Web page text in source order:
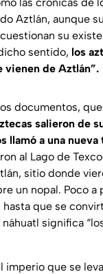
Aztlán, aunque
su
sentido, los
vienen de Aztlán”.
documentos,
salieron de
llamó a una
al Lago de
sitio donde
un nopal. Poco a
que se
significa
imperio que se